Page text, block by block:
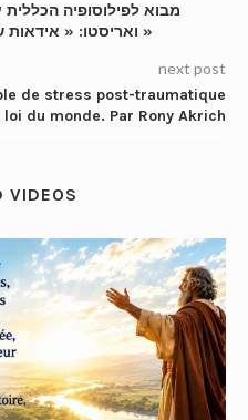
ואריסטו: « אידאות שמעבר לדברים ואידאות שבתוכם »
next post
de stress post-traumatique
du monde. Par Rony Akrich
VIDEOS